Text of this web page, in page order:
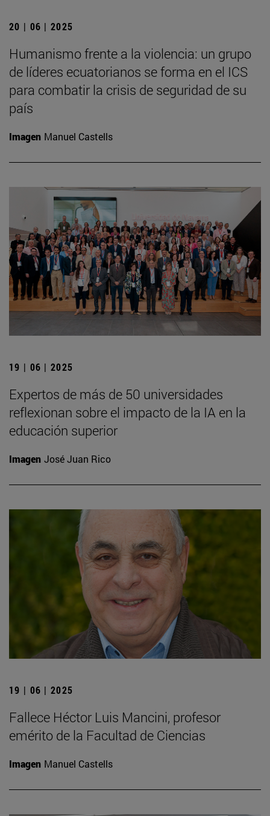
20 | 06 | 2025
Humanismo frente a la violencia: un grupo
de líderes ecuatorianos se forma en el ICS
para combatir la crisis de seguridad de su
país
Imagen Manuel Castells
19 | 06 | 2025
Expertos de más de 50 universidades
reflexionan sobre el impacto de la IA en la
educación superior
Imagen José Juan Rico
19 | 06 | 2025
Fallece Héctor Luis Mancini, profesor
emérito de la Facultad de Ciencias
Imagen Manuel Castells